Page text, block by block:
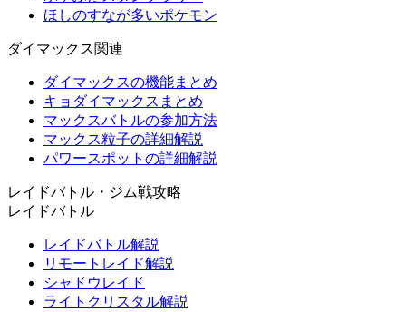
ほしのすなが多いポケモン
ダイマックス関連
ダイマックスの機能まとめ
キョダイマックスまとめ
マックスバトルの参加方法
マックス粒子の詳細解説
パワースポットの詳細解説
レイドバトル・ジム戦攻略
レイドバトル
レイドバトル解説
リモートレイド解説
シャドウレイド
ライトクリスタル解説